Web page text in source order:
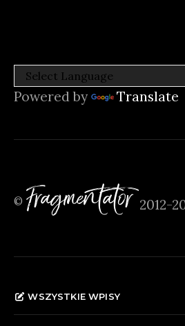
Powered by Translate
© Fragmentator 2012-
WSZYSTKIE WPISY